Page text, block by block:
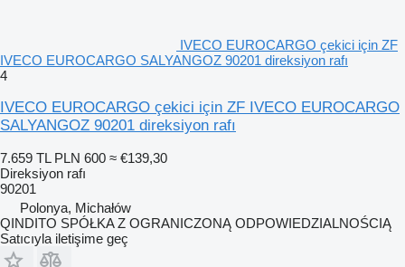
IVECO EUROCARGO çekici için ZF
IVECO EUROCARGO SALYANGOZ 90201 direksiyon rafı
4
IVECO EUROCARGO çekici için ZF IVECO EUROCARGO
SALYANGOZ 90201 direksiyon rafı
7.659 TL PLN 600 ≈ €139,30
Direksiyon rafı
90201
Polonya, Michałów
QINDITO SPÓŁKA Z OGRANICZONĄ ODPOWIEDZIALNOŚCIĄ
Satıcıyla iletişime geç